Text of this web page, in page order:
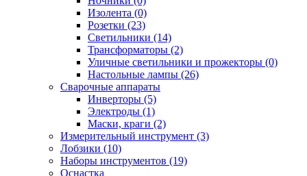
Изолента (0)
Розетки (23)
Светильники (14)
Трансформаторы (2)
Уличные светильники и прожекторы (0)
Настольные лампы (26)
Сварочные аппараты
Инверторы (5)
Электроды (1)
Маски, краги (2)
Измерительный инструмент (3)
Лобзики (10)
Наборы инструментов (19)
Оснастка